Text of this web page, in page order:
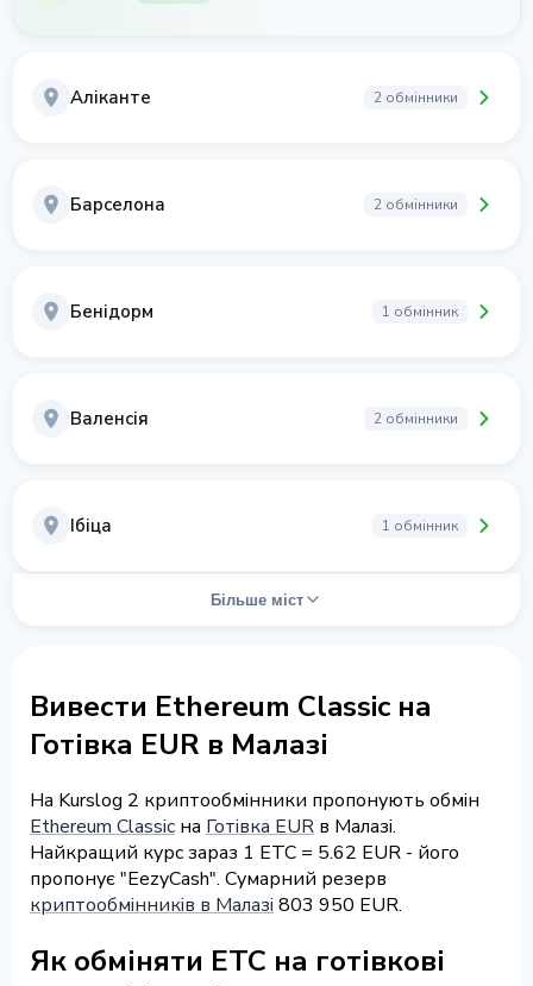
Аліканте 2 обмінники
Барселона 2 обмінники
Бенідорм 1 обмінник
Валенсія 2 обмінники
Ібіца 1 обмінник
Більше міст
Вивести Ethereum Classic на
Готівка EUR в Малазі
На Kurslog 2 криптообмінники пропонують обмін
Ethereum Classic на Готівка EUR в Малазі.
Найкращий курс зараз 1 ETC = 5.62 EUR - його
пропонує "EezyCash". Сумарний резерв
криптообмінників в Малазі 803 950 EUR.
Як обміняти ETC на готівкові